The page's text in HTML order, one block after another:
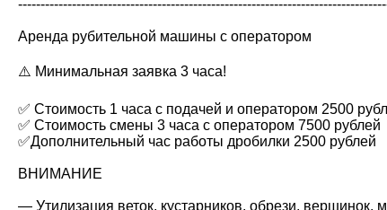
Аренда рубительной машины с оператором
⚠️ Минимальная заявка 3 часа!
✅ Стоимость 1 часа с подачей и оператором 2500
✅ Стоимость смены 3 часа с оператором 7500 рублей
✅Дополнительный час работы дробилки 2500 рублей
ВНИМАНИЕ
— Утилизация веток, кустарников, обрези,